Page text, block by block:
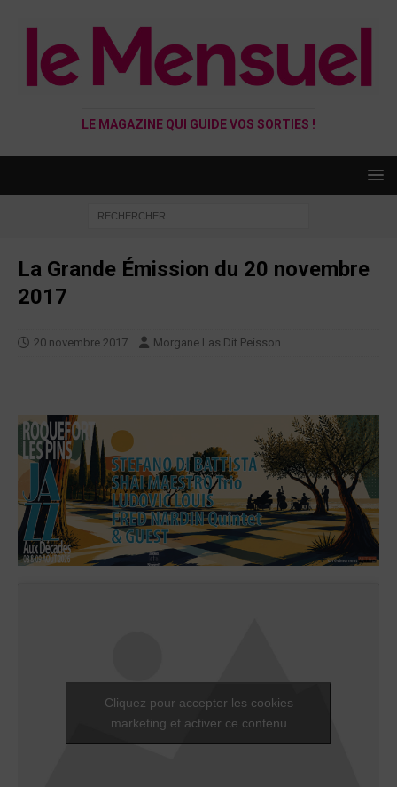
LE MAGAZINE QUI GUIDE VOS SORTIES !
La Grande Émission du 20 novembre
2017
20 novembre 2017 Morgane Las Dit Peisson
Cliquez pour accepter les cookies
marketing et activer ce contenu